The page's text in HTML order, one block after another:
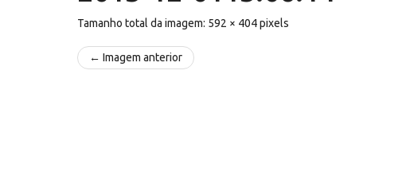
Tamanho total da imagem: 592 × 404pixels
← Imagem anterior